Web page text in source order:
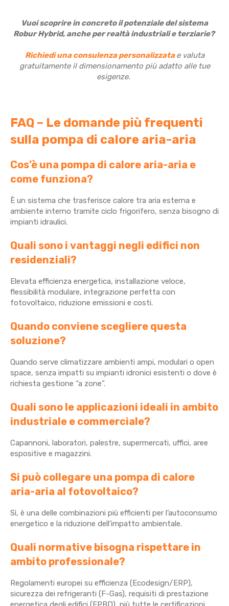
Vuoi scoprire in concreto il potenziale del sistema
Robur Hybrid, anche per realtà industriali e terziarie?
Richiedi una consulenza personalizzata e valuta
gratuitamente il dimensionamento più adatto alle tue
esigenze.
FAQ – Le domande più frequenti
sulla pompa di calore aria-aria
Cos’è una pompa di calore aria-aria e
come funziona?
È un sistema che trasferisce calore tra aria esterna e
ambiente interno tramite ciclo frigorifero, senza bisogno di
impianti idraulici.
Quali sono i vantaggi negli edifici non
residenziali?
Elevata efficienza energetica, installazione veloce,
flessibilità modulare, integrazione perfetta con
fotovoltaico, riduzione emissioni e costi.
Quando conviene scegliere questa
soluzione?
Quando serve climatizzare ambienti ampi, modulari o open
space, senza impatti su impianti idronici esistenti o dove è
richiesta gestione “a zone”.
Quali sono le applicazioni ideali in ambito
industriale e commerciale?
Capannoni, laboratori, palestre, supermercati, uffici, aree
espositive e magazzini.
Si può collegare una pompa di calore
aria-aria al fotovoltaico?
Sì, è una delle combinazioni più efficienti per l’autoconsumo
energetico e la riduzione dell’impatto ambientale.
Quali normative bisogna rispettare in
ambito professionale?
Regolamenti europei su efficienza (Ecodesign/ERP),
sicurezza dei refrigeranti (F-Gas), requisiti di prestazione